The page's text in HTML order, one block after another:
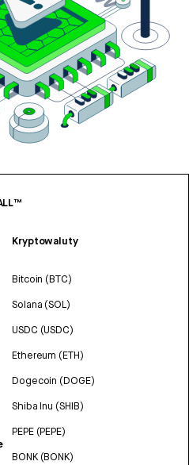
Kryptowaluty
Bitcoin (BTC)
Solana (SOL)
USDC (USDC)
Ethereum (ETH)
Dogecoin (DOGE)
Shiba Inu (SHIB)
PEPE (PEPE)
BONK (BONK)